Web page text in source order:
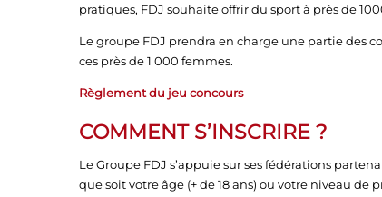
pratiques, FDJ souhaite offrir du sport à près de
Le groupe FDJ prendra en charge une partie des
ces près de 1 000 femmes.
Règlement du jeu concours
COMMENT S’INSCRIRE ?
Le Groupe FDJ s’appuie sur ses fédérations
que soit votre âge (+ de 18 ans) ou votre niveau de